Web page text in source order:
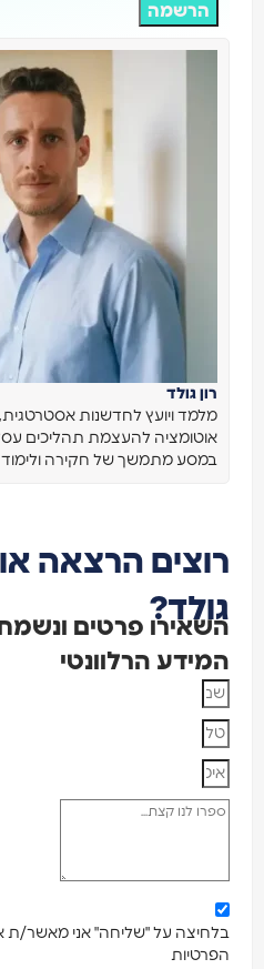
הרשמה
רון גולד
מלמד ויועץ לחדשנות אסטרטגית,
אוטומציה להעצמת תהליכים
במסע מתמשך של חקירה
רוצים הרצאה או
גולד?
השאירו פרטים
המידע הרלוונטי
בלחיצה על "שליחה" אני מאשר/ת
הפרטיות